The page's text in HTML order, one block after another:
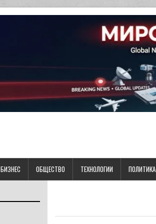
БИЗНЕС ОБЩЕСТВО ТЕХНОЛОГИИ ПОЛИТИКА